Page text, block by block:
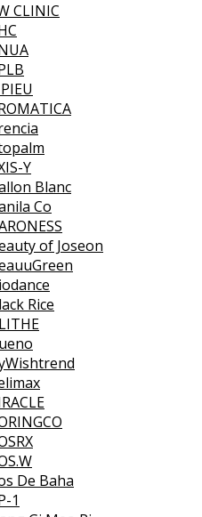
CLINIC
Y
Blanc
Co
of Joseon
Rice
De Baha
1